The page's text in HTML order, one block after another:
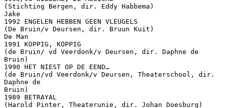
(Stichting Bergen, dir. Eddy Habbema)
Jake
1992 ENGELEN HEBBEN GEEN VLEUGELS
(De Bruin/v Deursen, dir. Bruun Kuit)
De Man
1991 KOPPIG, KOPPIG
(de Bruin/ vd Veerdonk/v Deursen, dir. Daphne de
Bruin)
1990 HET NIEST OP DE EEND…
(de Bruin/vd Veerdonk/v Deursen, Theaterschool, dir.
Daphne de
Bruin)
1989 BETRAYAL
(Harold Pinter, Theaterunie, dir. Johan Doesburg)